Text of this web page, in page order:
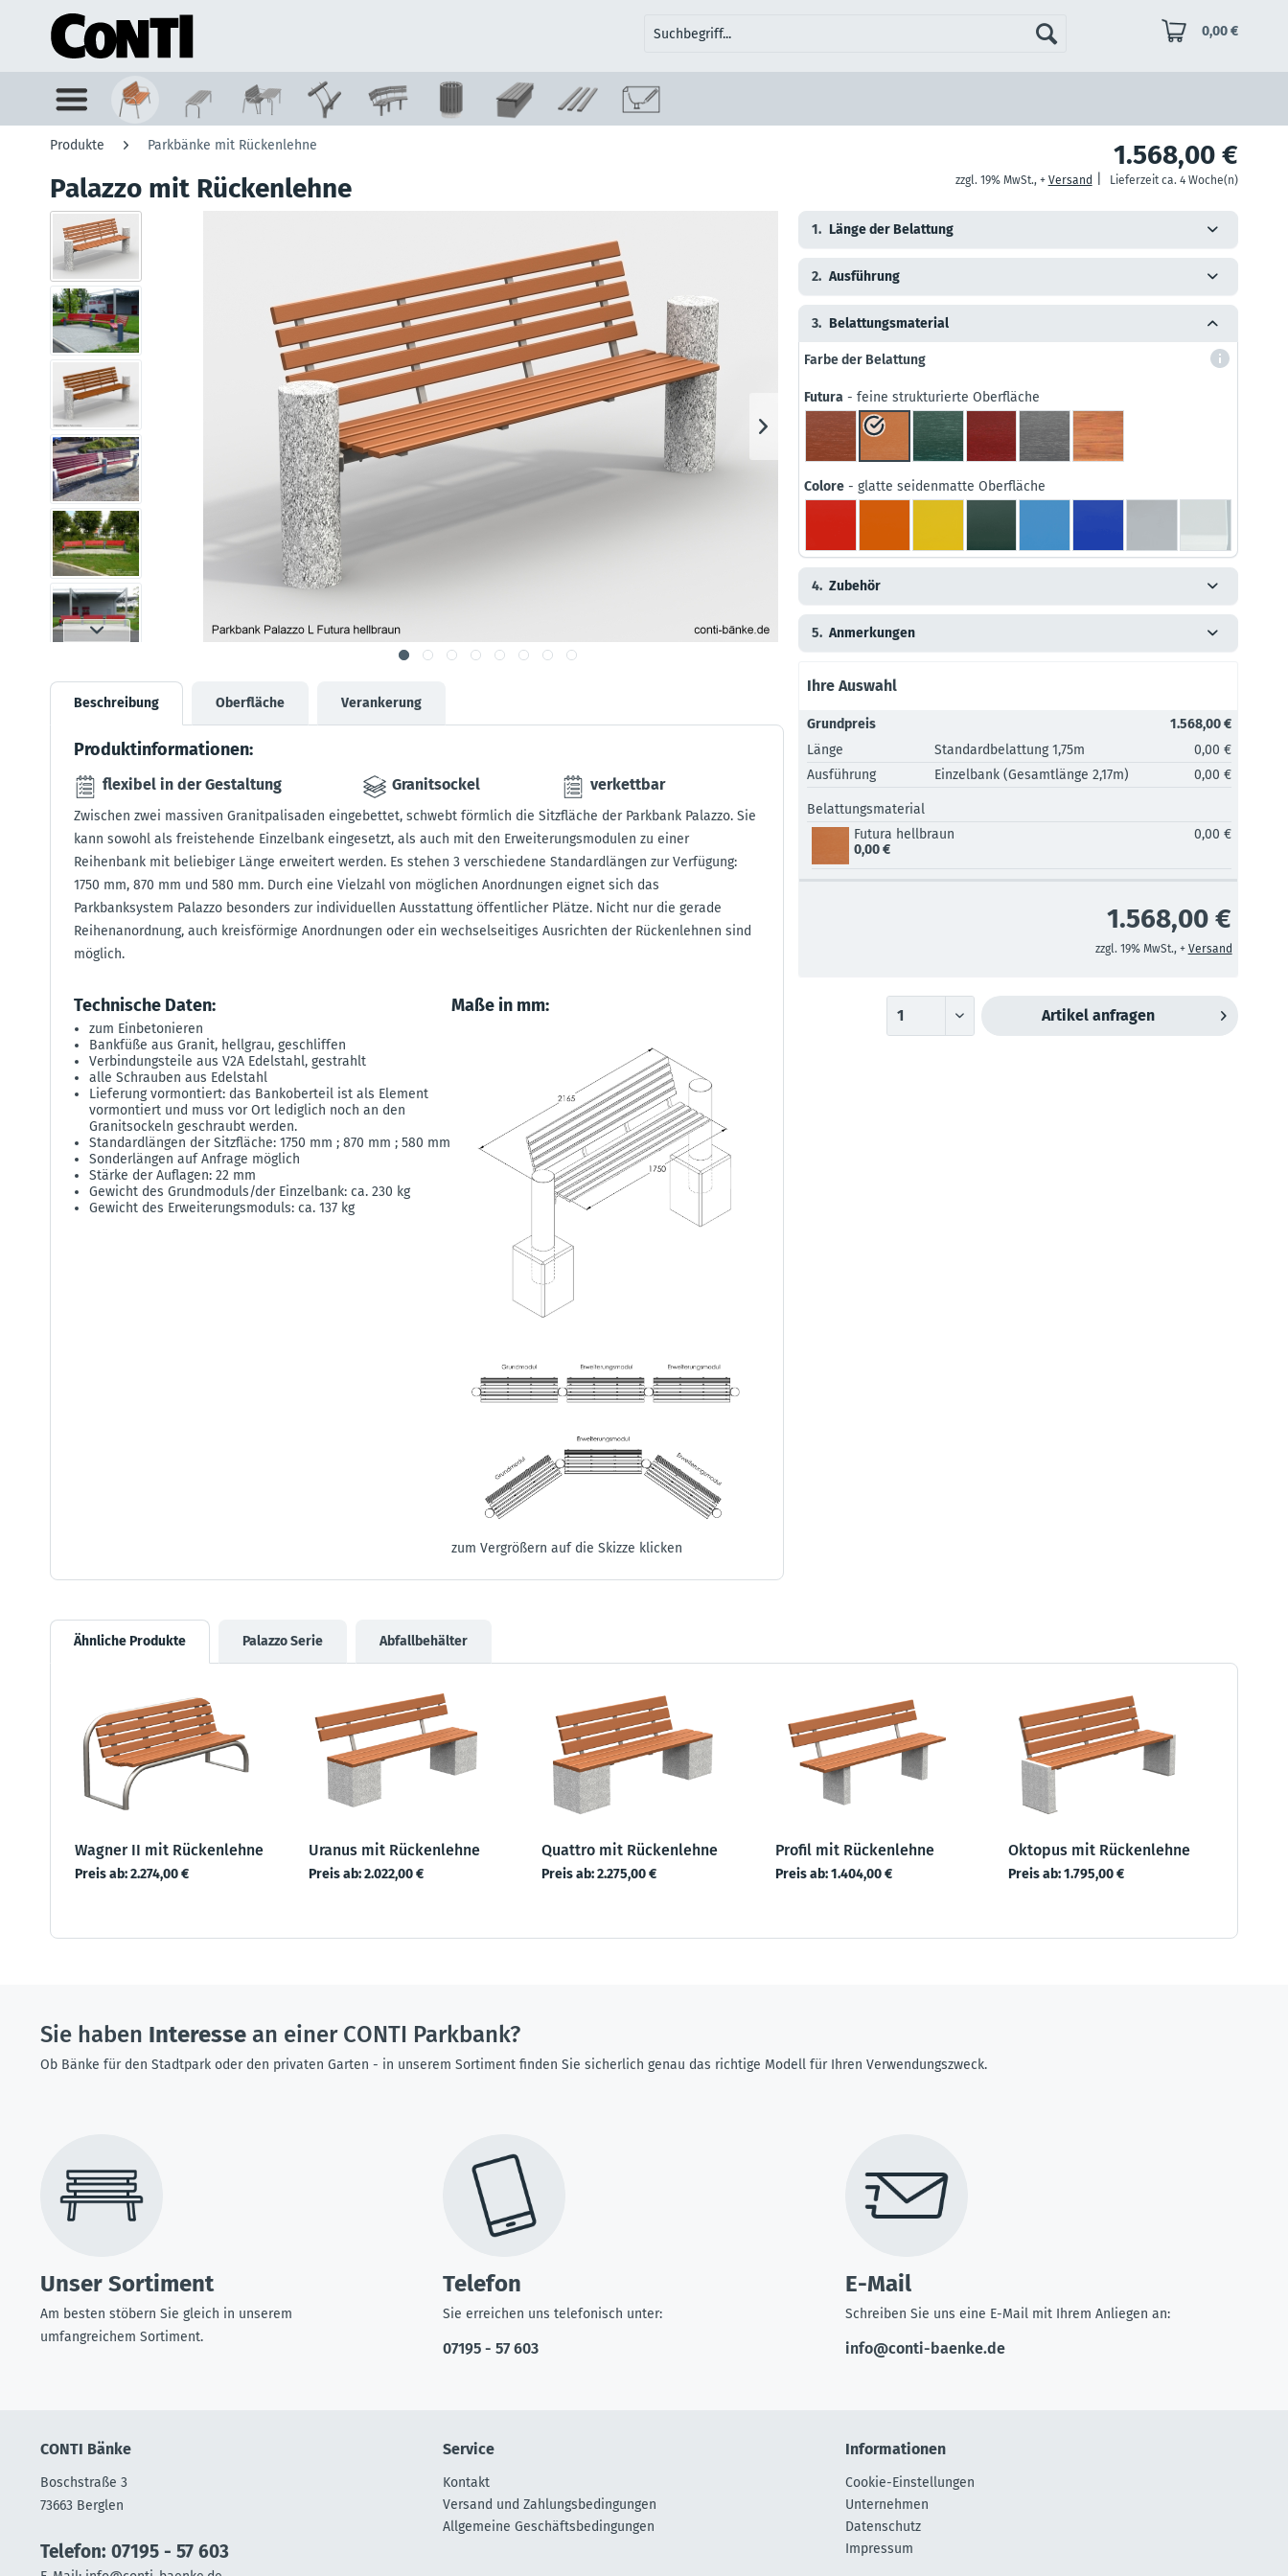
0,00 €
Produkte Parkbänke mit Rückenlehne
Palazzo mit Rückenlehne
1.568,00 €
zzgl. 19% MwSt., + Versand Lieferzeit ca. 4 Woche(n)
1. Länge der Belattung
2. Ausführung
3. Belattungsmaterial
Farbe der Belattung
Futura - feine strukturierte Oberfläche
Colore - glatte seidenmatte Oberfläche
4. Zubehör
5. Anmerkungen
Ihre Auswahl
Grundpreis
1.568,00 €
Länge
Standardbelattung 1,75m
0,00 €
Ausführung
Einzelbank (Gesamtlänge 2,17m) 0,00 €
Belattungsmaterial
Futura hellbraun
0,00 €
0,00 €
1.568,00 €
zzgl. 19% MwSt., + Versand
Artikel anfragen
Beschreibung Oberfläche Verankerung
Produktinformationen:
flexibel in der Gestaltung Granitsockel verkettbar
Zwischen zwei massiven Granitpalisaden eingebettet, schwebt förmlich die Sitzfläche der Parkbank Palazzo. Sie
kann sowohl als freistehende Einzelbank eingesetzt, als auch mit den Erweiterungsmodulen zu einer
Reihenbank mit beliebiger Länge erweitert werden. Es stehen 3 verschiedene Standardlängen zur Verfügung:
1750 mm, 870 mm und 580 mm. Durch eine Vielzahl von möglichen Anordnungen eignet sich das
Parkbanksystem Palazzo besonders zur individuellen Ausstattung öffentlicher Plätze. Nicht nur die gerade
Reihenanordnung, auch kreisförmige Anordnungen oder ein wechselseitiges Ausrichten der Rückenlehnen sind
möglich.
Technische Daten:
zum Einbetonieren
Bankfüße aus Granit, hellgrau, geschliffen
Verbindungsteile aus V2A Edelstahl, gestrahlt
alle Schrauben aus Edelstahl
Lieferung vormontiert: das Bankoberteil ist als Element
vormontiert und muss vor Ort lediglich noch an den
Granitsockeln geschraubt werden.
Standardlängen der Sitzfläche: 1750 mm ; 870 mm ; 580 mm
Sonderlängen auf Anfrage möglich
Stärke der Auflagen: 22 mm
Gewicht des Grundmoduls/der Einzelbank: ca. 230 kg
Gewicht des Erweiterungsmoduls: ca. 137 kg
Maße in mm:
zum Vergrößern auf die Skizze klicken
Ähnliche Produkte Palazzo Serie Abfallbehälter
Wagner II mit Rückenlehne
Preis ab:2.274,00 €
Uranus mit Rückenlehne
Preis ab:2.022,00 €
Quattro mit Rückenlehne
Preis ab:2.275,00 €
Profil mit Rückenlehne
Preis ab:1.404,00 €
Oktopus mit Rückenlehne
Preis ab:1.795,00 €
Sie haben Interesse an einer CONTI Parkbank?
Ob Bänke für den Stadtpark oder den privaten Garten - in unserem Sortiment finden Sie sicherlich genau das richtige Modell für Ihren Verwendungszweck.
Unser Sortiment
Am besten stöbern Sie gleich in unserem
umfangreichem Sortiment.
Telefon
Sie erreichen uns telefonisch unter:
07195 - 57 603
E-Mail
Schreiben Sie uns eine E-Mail mit Ihrem Anliegen an:
info@conti-baenke.de
CONTI Bänke
Boschstraße 3
73663 Berglen
Telefon: 07195 - 57 603
Service
Kontakt
Versand und Zahlungsbedingungen
Allgemeine Geschäftsbedingungen
Informationen
Cookie-Einstellungen
Unternehmen
Datenschutz
Impressum